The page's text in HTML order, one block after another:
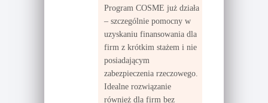
Program COSME już działa
– szczególnie pomocny w
uzyskaniu finansowania dla
firm z krótkim stażem i nie
posiadającym
zabezpieczenia rzeczowego.
Idealne rozwiązanie
również dla firm bez